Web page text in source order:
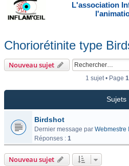
L'association
Choriorétinite type
Nouveau sujet
1 sujet • Page 1
Sujets
Birdshot
Dernier message par Webmestre
Réponses : 1
Nouveau sujet